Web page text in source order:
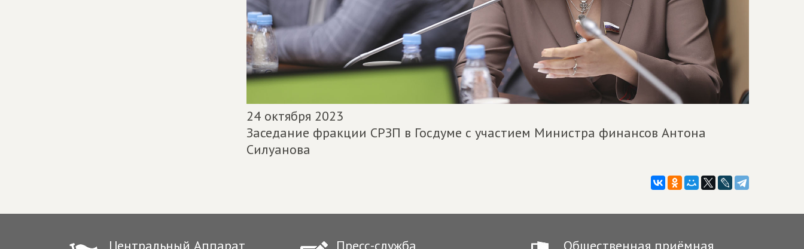
24 октября 2023
Заседание фракции СРЗП в Госдуме с участием Министра финансов Антона
Силуанова
Центральный Аппарат Пресс-служба Общественная приёмная